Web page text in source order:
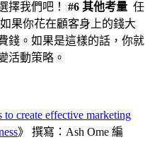
擇我們吧！ #6 其他考量 任
果你花在顧客身上的錢大
錢。如果是這樣的話，你就
活動策略。
to create effective marketing
》 撰寫：Ash Ome 編